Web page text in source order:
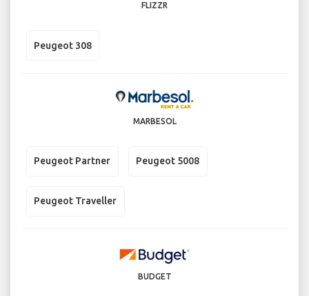
FLIZZR
Peugeot 308
MARBESOL
Peugeot Partner Peugeot 5008
Peugeot Traveller
BUDGET